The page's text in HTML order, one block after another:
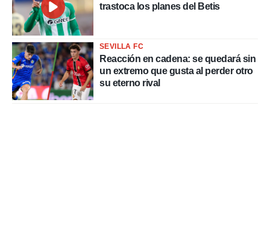
trastoca los planes del Betis
SEVILLA FC
Reacción en cadena: se quedará sin
un extremo que gusta al perder otro
su eterno rival